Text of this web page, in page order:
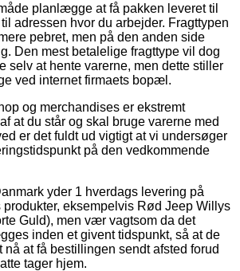
planlægge at få pakken leveret til
adressen hvor du arbejder. Fragttypen
pebret, men på den anden side
Den mest betalelige fragttype vil dog
selv at hente varerne, men dette stiller
ved internet firmaets bopæl.
og merchandises er ekstremt
at du står og skal bruge varerne med
er det fuldt ud vigtigt at vi undersøger
på den vedkommende
yder 1 hverdags levering på
produkter, eksempelvis Rød Jeep Willys
Guld), men vær vagtsom da det
inden et givent tidspunkt, så at de
nå at få bestillingen sendt afsted forud
tager hjem.